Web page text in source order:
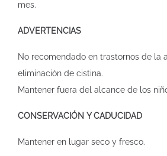
mes.
ADVERTENCIAS
No recomendado en trastornos de la
eliminación de cistina.
Mantener fuera del alcance de los
CONSERVACIÓN Y CADUCIDAD
Mantener en lugar seco y fresco.